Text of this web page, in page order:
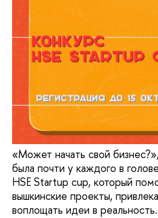
«Может начать свой
была почти у каждого в
HSE Startup cup, который
вышкинские проекты,
воплощать идеи в реальность.